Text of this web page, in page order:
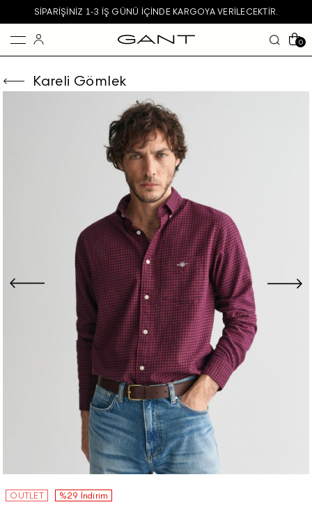
SIPARIŞINIZ 1-3 IŞ GÜNÜ IÇINDE KARGOYA VERILECEKTIR.
0
Kareli Gömlek
OUTLET %29 İndirim